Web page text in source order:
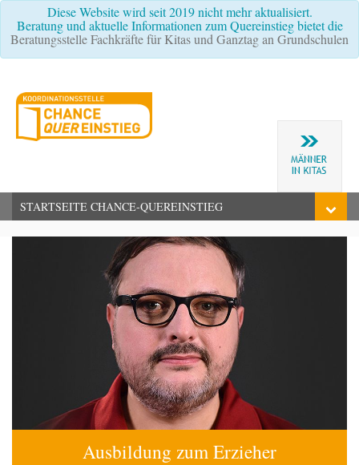
Diese Website wird seit 2019 nicht mehr aktualisiert.
Beratung und aktuelle Informationen zum Quereinstieg bietet die
Beratungsstelle Fachkräfte für Kitas und Ganztag an Grundschulen
STARTSEITE CHANCE-QUEREINSTIEG
Ausbildung zum Erzieher